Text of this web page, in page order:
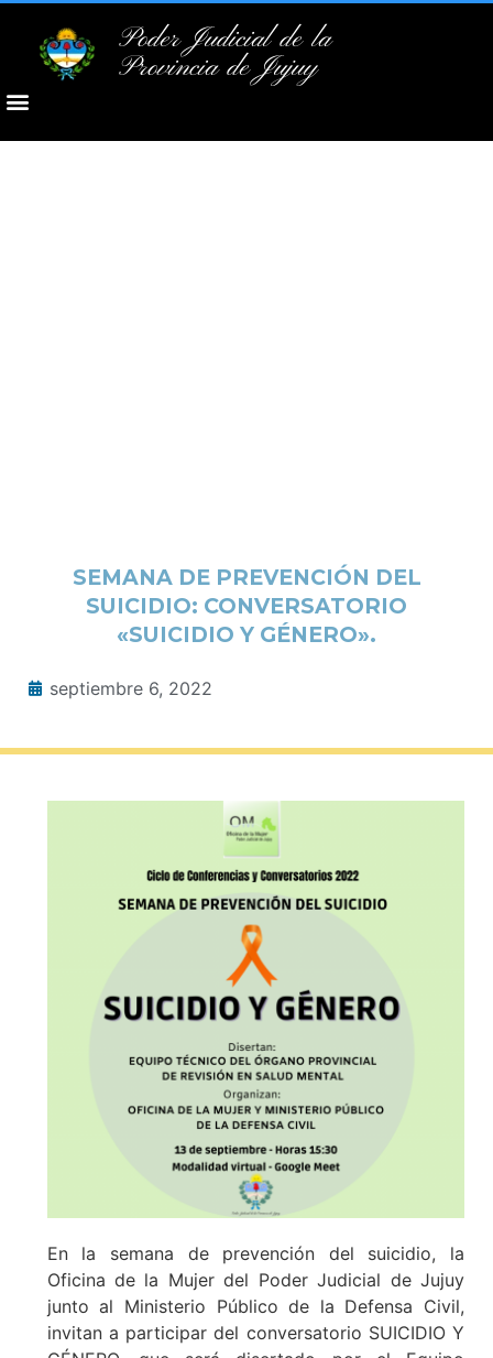
Poder Judicial de la
Provincia de Jujuy
SEMANA DE PREVENCIÓN DEL
SUICIDIO: CONVERSATORIO
«SUICIDIO Y GÉNERO».
septiembre 6, 2022
En la semana de prevención del suicidio, la
Oficina de la Mujer del Poder Judicial de Jujuy
junto al Ministerio Público de la Defensa Civil,
invitan a participar del conversatorio SUICIDIO Y